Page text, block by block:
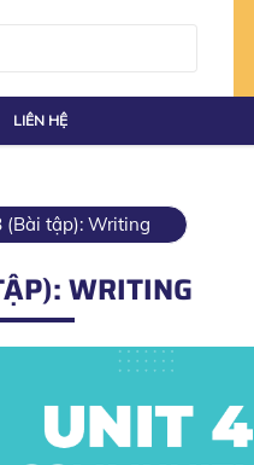
LIÊN HỆ
(Bài tập): Writing
WRITING